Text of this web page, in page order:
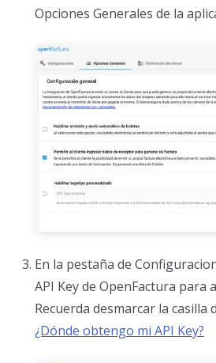
Opciones Generales de la
En la pestaña de
API Key de OpenFactura para
Recuerda desmarcar la casilla
¿Dónde obtengo mi API Key?